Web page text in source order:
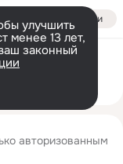
Войти
улучшить
менее 13 лет,
законный
авторизованным